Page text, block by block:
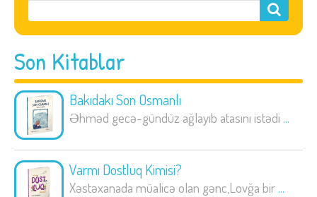
Son Kitablar
Bakıdakı Son Osmanlı
Əhməd gecə-gündüz ağlayıb atasını istədi ...
Varmı Dostluq Kimisi?
Xəstəxanada müalicə olan gənc,Lovğa bir ...